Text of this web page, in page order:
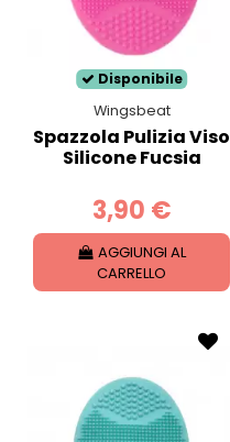
Disponibile
Wingsbeat
Spazzola Pulizia Viso
Silicone Fucsia
3,90 €
AGGIUNGI AL
CARRELLO